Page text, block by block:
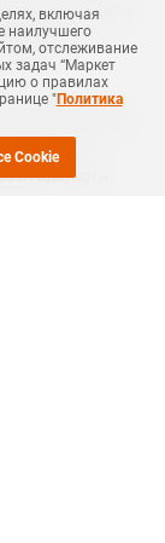
установке в
ремонта,
режиме.
года, хотя
включая
наилучшего
отслеживание
задач “Маркет
о правилах
"Политика
Cookie